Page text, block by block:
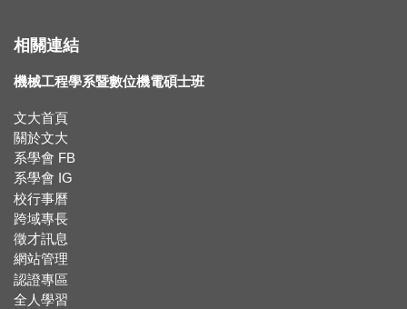
【新生組群】機械系115學年度入學新生群組。
賀!!!江沅晉老師獲選為112學年度教學傑出教師
賀!!!陳為仁老師獲選為111學年度校教學優良教師
相關連結
機械工程學系暨數位機電碩士班
文大首頁
關於文大
系學會 FB
系學會 IG
校行事曆
跨域專長
徵才訊息
網站管理
認證專區
全人學習